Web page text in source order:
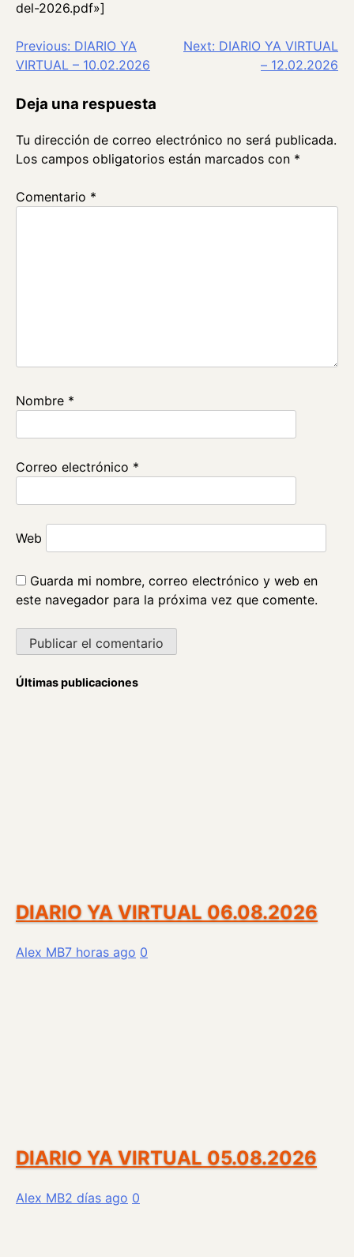
del-2026.pdf»]
Navegación
de
entradas
Previous: DIARIO YA
VIRTUAL – 10.02.2026
Next: DIARIO YA VIRTUAL
– 12.02.2026
Deja una respuesta
Tu dirección de correo electrónico no será publicada.
Los campos obligatorios están marcados con *
Comentario *
Nombre *
Correo electrónico *
Web
Guarda mi nombre, correo electrónico y web en
este navegador para la próxima vez que comente.
DIARIO YA VIRTUAL 06.08.2026
Alex MB7 horas ago 0
DIARIO YA VIRTUAL 05.08.2026
Alex MB2 días ago 0